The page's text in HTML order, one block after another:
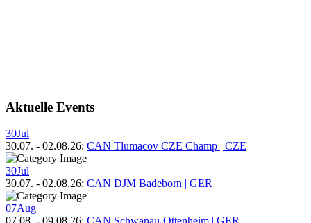
Aktuelle Events
30Jul
30.07. - 02.08.26: CAN Tlumacov CZE Champ | CZE
30Jul
30.07. - 02.08.26: CAN DJM Badeborn | GER
07Aug